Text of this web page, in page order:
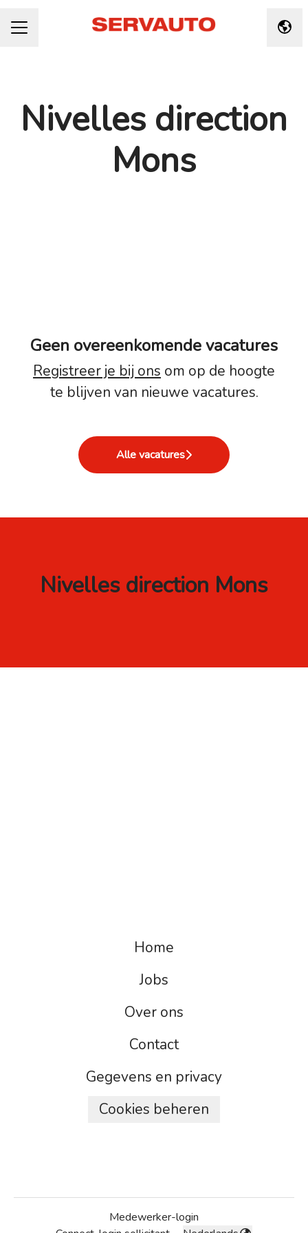
CARRIÈREMENU Taal
Nivelles direction
Mons
Geen overeenkomende vacatures
Registreer je bij ons om op de hoogte
te blijven van nieuwe vacatures.
Alle vacatures
Nivelles direction Mons
Home
Jobs
Over ons
Contact
Gegevens en privacy
Cookies beheren
Medewerker-login